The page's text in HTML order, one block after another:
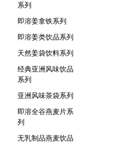
系列
即溶姜拿铁系列
即溶姜类饮品系列
天然姜袋饮料系列
经典亚洲风味饮品
系列
亚洲风味茶袋系列
即溶全谷燕麦片系
列
无乳制品燕麦饮品